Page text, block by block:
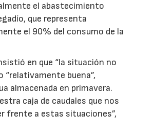
el abastecimiento
que representa
el 90% del consumo de la
en que “la situación no
“relativamente buena”,
almacenada en primavera.
caja de caudales que nos
frente a estas situaciones”,